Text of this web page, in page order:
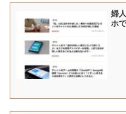
婦
ホ